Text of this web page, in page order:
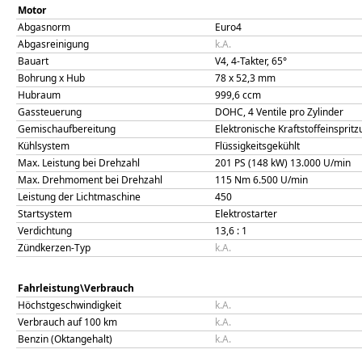
Motor
Abgasnorm
Euro4
Abgasreinigung
k.A.
Bauart
V4, 4-Takter, 65°
Bohrung x Hub
78x52,3 mm
Hubraum
999,6ccm
Gassteuerung
DOHC, 4 Ventile pro Zylinder
Gemischaufbereitung
Elektronische
Kühlsystem
Flüssigkeitsgekühlt
Max. Leistung bei Drehzahl
201 PS (148 kW) 13.000 U/min
Max. Drehmoment bei Drehzahl
115 Nm6.500 U/min
Leistung der Lichtmaschine
450
Startsystem
Elektrostarter
Verdichtung
13,6 : 1
Zündkerzen-Typ
k.A.
Fahrleistung\Verbrauch
Höchstgeschwindigkeit
k.A.
Verbrauch auf 100 km
k.A.
Benzin (Oktangehalt)
k.A.